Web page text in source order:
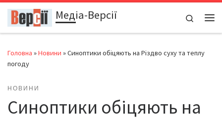
Перейти до вмістуМедіа-Версії
Search
Головна »Новини »Синоптики обіцяють на Різдво суху та теплу
погоду
НОВИНИ
Синоптики обіцяють на